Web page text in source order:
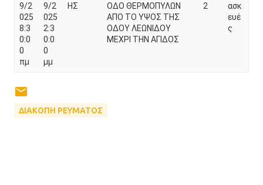
9/2
025
8:3
0:0
0
πμ
9/2
025
2:3
0:0
0
μμ
ΗΣ
ΟΔΟ ΘΕΡΜΟΠΥΛΩΝ
ΑΠΟ ΤΟ ΥΨΟΣ ΤΗΣ
ΟΔΟΥ ΛΕΩΝΙΔΟΥ
ΜΕΧΡΙ ΤΗΝ ΑΓΙΔΟΣ
2
ασκ
ευέ
ς
ΔΙΑΚΟΠΗ ΡΕΥΜΑΤΟΣ